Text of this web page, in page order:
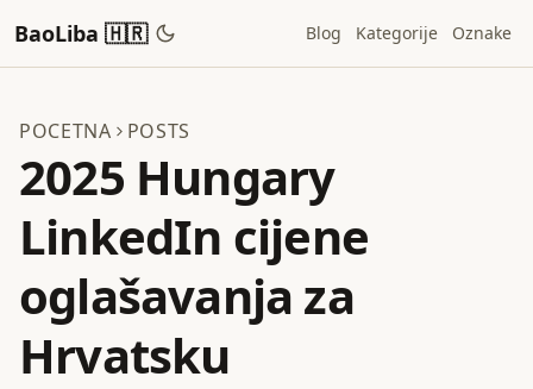
BaoLiba 🇭🇷 Blog Kategorije Oznake
POCETNA POSTS
2025 Hungary
LinkedIn cijene
oglašavanja za
Hrvatsku